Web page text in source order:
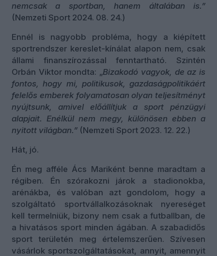
nemcsak a sportban, hanem általában is.”
(Nemzeti Sport 2024. 08. 24.)
Ennél is nagyobb probléma, hogy a kiépített
sportrendszer kereslet-kínálat alapon nem, csak
állami finanszírozással fenntartható. Szintén
Orbán Viktor mondta: „Bizakodó vagyok, de az is
fontos, hogy mi, politikusok, gazdaságpolitikáért
felelős emberek folyamatosan olyan teljesítményt
nyújtsunk, amivel előállítjuk a sport pénzügyi
alapjait. Enélkül nem megy, különösen ebben a
nyitott világban.” (Nemzeti Sport 2023. 12. 22.)
Hát, jó.
Én meg afféle Ács Mariként benne maradtam a
régiben. Én szórakozni járok a stadionokba,
arénákba, és valóban azt gondolom, hogy a
szolgáltató sportvállalkozásoknak nyereséget
kell termelniük, bizony nem csak a futballban, de
a hivatásos sport minden ágában. A szabadidős
sport területén meg értelemszerűen. Szívesen
vásárlok sportszolgáltatásokat, annyit, amennyit